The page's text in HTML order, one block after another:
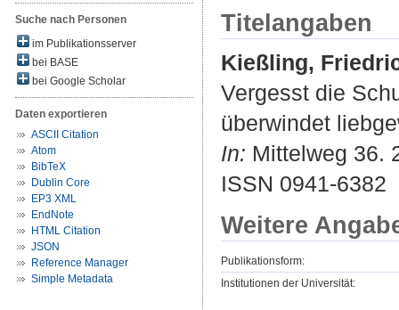
Suche nach Personen
im Publikationsserver
bei BASE
bei Google Scholar
Daten exportieren
ASCII Citation
Atom
BibTeX
Dublin Core
EP3 XML
EndNote
HTML Citation
JSON
Reference Manager
Simple Metadata
Titelangaben
Kießling,
Vergesst die
überwindet
In: Mittelweg 36.
ISSN 0941-6382
Weitere
Publikationsform:
Institutionen der Universität: